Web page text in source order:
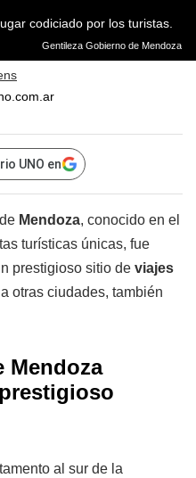
codiciado por los turistas.
Gentileza Gobierno de Mendoza
UNO en
Mendoza, conocido en el
turísticas únicas, fue
prestigioso sitio de viajes
otras ciudades, también
Mendoza
al sur de la